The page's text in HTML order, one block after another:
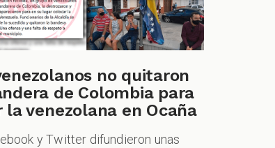
no quitaron
de Colombia para
la venezolana en Ocaña
y Twitter difundieron unas